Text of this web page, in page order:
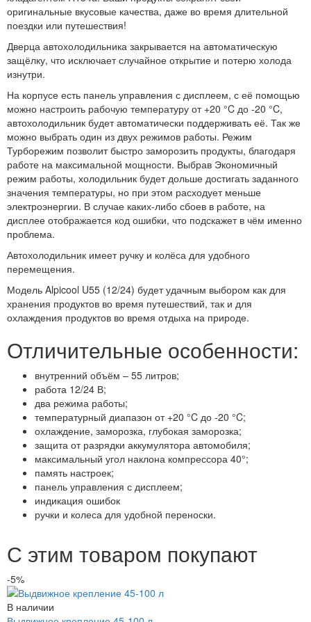
оригинальные вкусовые качества, даже во время длительной
поездки или путешествия!
Дверца автохолодильника закрывается на автоматическую
защёлку, что исключает случайное открытие и потерю холода
изнутри.
На корпусе есть панель управления с дисплеем, с её помощью
можно настроить рабочую температуру от +20 °C до -20 °C,
автохолодильник будет автоматически поддерживать её. Так же
можно выбрать один из двух режимов работы. Режим
Турборежим позволит быстро заморозить продукты, благодаря
работе на максимальной мощности. Выбрав Экономичный
режим работы, холодильник будет дольше достигать заданного
значения температуры, но при этом расходует меньше
электроэнергии. В случае каких-либо сбоев в работе, на
дисплее отображается код ошибки, что подскажет в чём именно
проблема.
Автохолодильник имеет ручку и колёса для удобного
перемещения.
Модель Alpicool U55 (12/24) будет удачным выбором как для
хранения продуктов во время путешествий, так и для
охлаждения продуктов во время отдыха на природе.
Отличительные особенности:
внутренний объём – 55 литров;
работа 12/24 В;
два режима работы;
температурный диапазон от +20 °C до -20 °C;
охлаждение, заморозка, глубокая заморозка;
защита от разрядки аккумулятора автомобиля;
максимальный угол наклона компрессора 40°;
память настроек;
панель управления с дисплеем;
индикация ошибок
ручки и колеса для удобной переноски.
С этим товаром покупают
-5%
В наличии